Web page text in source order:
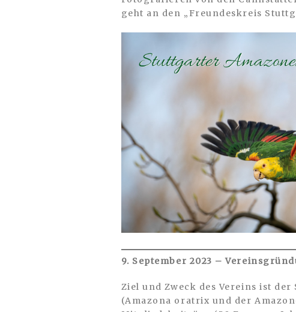
geht an den „Freundeskreis
9. September 2023 –
Ziel und Zweck des Vereins ist
(Amazona oratrix und der